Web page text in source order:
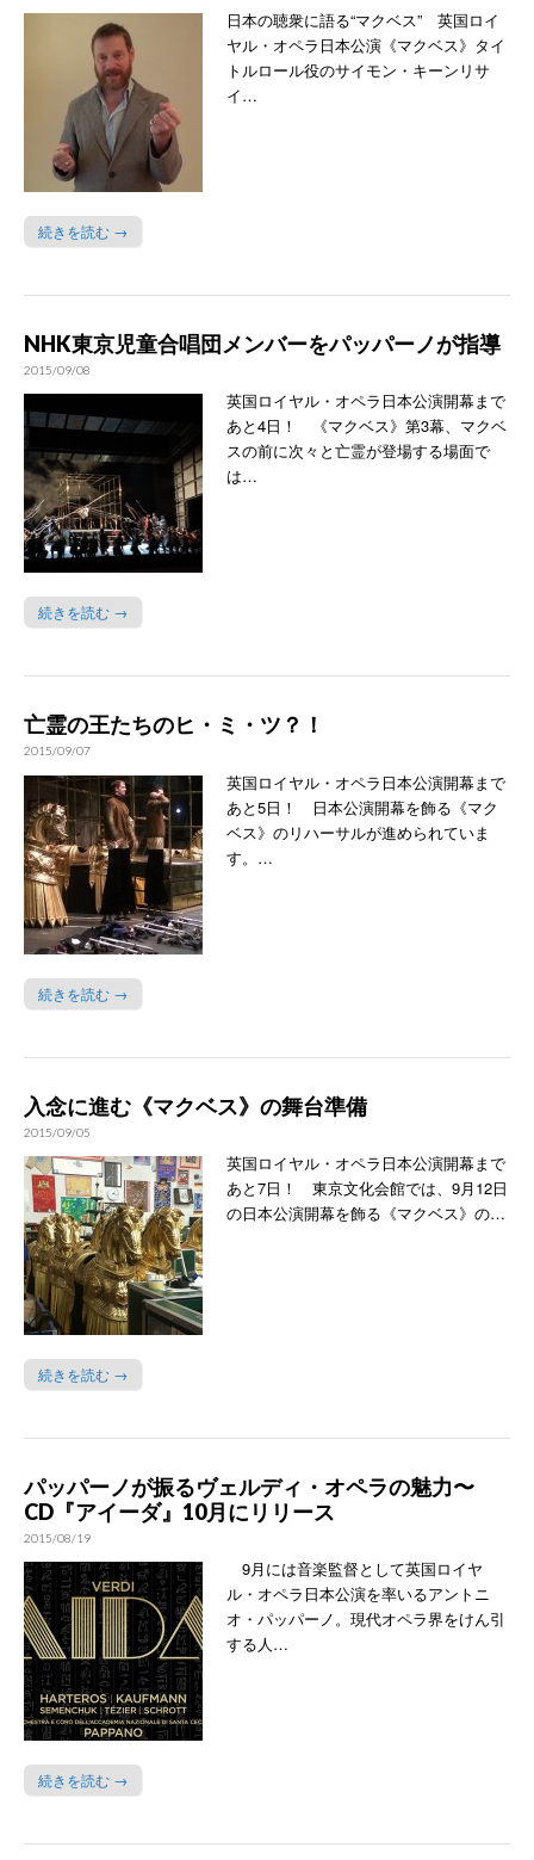
日本の聴衆に語る“マクベス” 英国ロイ
ヤル・オペラ日本公演《マクベス》タイ
トルロール役のサイモン・キーンリサ
イ…
続きを読む →
NHK東京児童合唱団メンバーをパッパーノが指導
2015/09/08
英国ロイヤル・オペラ日本公演開幕まで
あと4日！ 《マクベス》第3幕、マクベ
スの前に次々と亡霊が登場する場面で
は…
続きを読む →
亡霊の王たちのヒ・ミ・ツ？！
2015/09/07
英国ロイヤル・オペラ日本公演開幕まで
あと5日！ 日本公演開幕を飾る《マク
ベス》のリハーサルが進められていま
す。…
続きを読む →
入念に進む《マクベス》の舞台準備
2015/09/05
英国ロイヤル・オペラ日本公演開幕まで
あと7日！ 東京文化会館では、9月12日
の日本公演開幕を飾る《マクベス》の…
続きを読む →
パッパーノが振るヴェルディ・オペラの魅力〜
CD『アイーダ』10月にリリース
2015/08/19
9月には音楽監督として英国ロイヤ
ル・オペラ日本公演を率いるアントニ
オ・パッパーノ。現代オペラ界をけん引
する人…
続きを読む →